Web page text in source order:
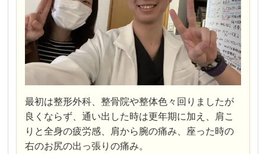
最初は整形外科、整骨院や整体色々回りましたが
良くならず、通い出した時は更年期に加え、肩こ
りと全身の疲労感、肩から腕の痛み、座った時の
右のお尻の出っ張りの痛み。